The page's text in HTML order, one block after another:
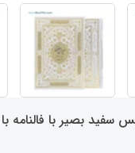
سفید بصیر با فالنامه